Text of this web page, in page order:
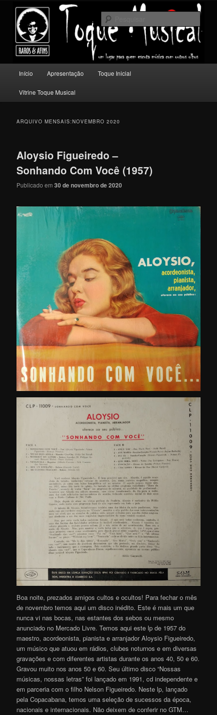
conteúdo
principal
conteúdo
secundário
Toque Musical
Um lugar para quem escuta música com outros olhos.
principal
Início Apresentação Toque Inicial
Vitrine Toque Musical
ARQUIVO MENSAIS:NOVEMBRO 2020
Aloysio Figueiredo –
Sonhando Com Você (1957)
Publicado em30 de novembro de 2020
Boa noite, prezados amigos cultos e ocultos! Para fechar o mês
de novembro temos aqui um disco inédito. Este é mais um que
nunca vi nas bocas, nas estantes dos sebos ou mesmo
anunciado no Mercado Livre. Temos aqui este lp de 1957 do
maestro, acordeonista, pianista e arranjador Aloysio Figueiredo,
um músico que atuou em rádios, clubes noturnos e em diversas
gravações e com diferentes artistas durante os anos 40, 50 e 60.
Gravou muito nos anos 50 e 60. Seu último disco “Nossas
músicas, nossas letras” foi lançado em 1991, cd independente e
em parceria com o filho Nelson Figueiredo. Neste lp, lançado
pela Copacabana, temos uma seleção de sucessos da época,
nacionais e internacionais. Não deixem de conferir no GTM…